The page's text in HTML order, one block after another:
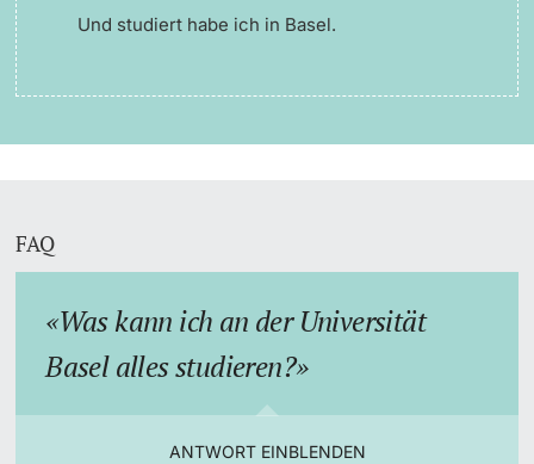
Und studiert habe ich in Basel.
FAQ
Was kann ich an der Universität
Basel alles studieren?
ANTWORT EINBLENDEN